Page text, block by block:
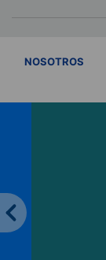
NOSOTROS